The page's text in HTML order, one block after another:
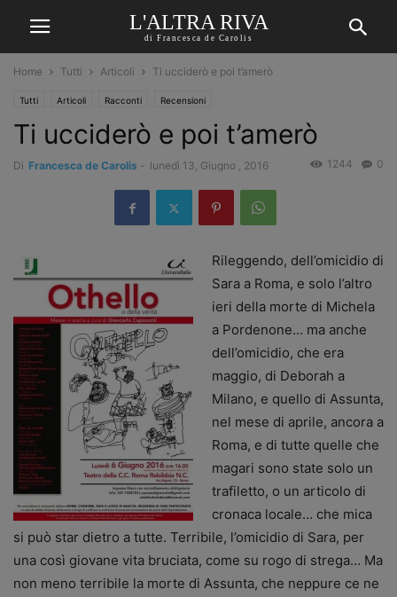
L'ALTRA RIVA
di Francesca de Carolis
Home Tutti Articoli Ti ucciderò e poi t’amerò
Tutti Articoli Racconti Recensioni
Ti ucciderò e poi t’amerò
Di Francesca de Carolis - lunedì 13, Giugno , 2016 0
1244
Rileggendo, dell’omicidio di
Sara a Roma, e solo l’altro
ieri della morte di Michela
a Pordenone… ma anche
dell’omicidio, che era
maggio, di Deborah a
Milano, e quello di Assunta,
nel mese di aprile, ancora a
Roma, e di tutte quelle che
magari sono state solo un
trafiletto, o un articolo di
cronaca locale… che mica
si può star dietro a tutte. Terribile, l’omicidio di Sara, per
una così giovane vita bruciata, come su rogo di strega… Ma
non meno terribile la morte di Assunta, che neppure ce ne